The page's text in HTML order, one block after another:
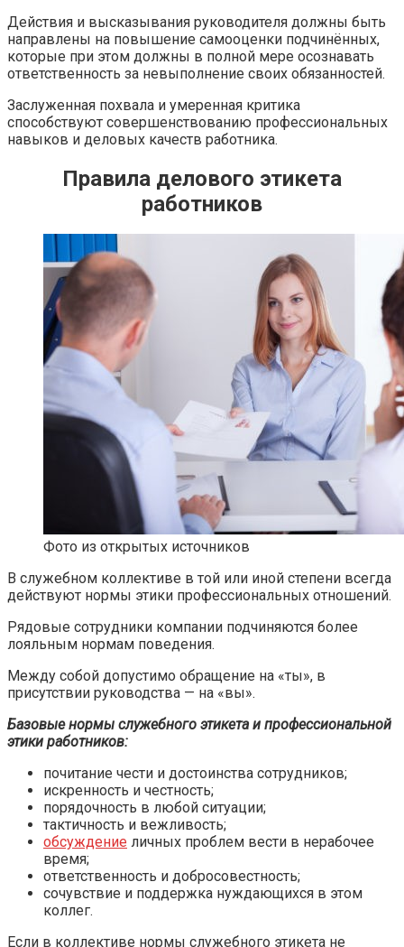
Действия и высказывания руководителя должны быть
направлены на повышение самооценки подчинённых,
которые при этом должны в полной мере осознавать
ответственность за невыполнение своих обязанностей.
Заслуженная похвала и умеренная критика
способствуют совершенствованию профессиональных
навыков и деловых качеств работника.
Правила делового этикета
работников
Фото из открытых источников
В служебном коллективе в той или иной степени всегда
действуют нормы этики профессиональных отношений.
Рядовые сотрудники компании подчиняются более
лояльным нормам поведения.
Между собой допустимо обращение на «ты», в
присутствии руководства — на «вы».
Базовые нормы служебного этикета и профессиональной
этики работников:
почитание чести и достоинства сотрудников;
искренность и честность;
порядочность в любой ситуации;
тактичность и вежливость;
обсуждение личных проблем вести в нерабочее
время;
ответственность и добросовестность;
сочувствие и поддержка нуждающихся в этом
коллег.
Если в коллективе нормы служебного этикета не